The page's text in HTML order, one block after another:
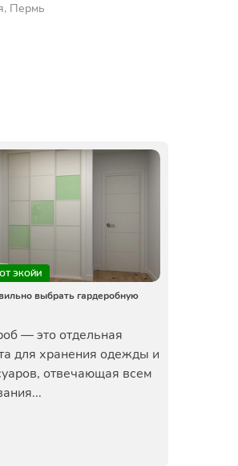
Пермь
ЭКОЙИ
выбрать гардеробную
— это отдельная
для хранения одежды и
отвечающая всем